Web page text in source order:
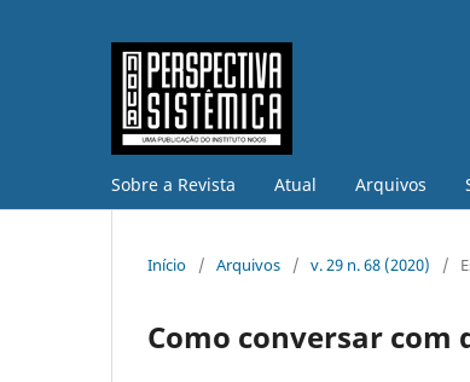
Sobre a Revista Atual Arquivos
Início / Arquivos / v. 29 n. 68 (2020) /
Como conversar com